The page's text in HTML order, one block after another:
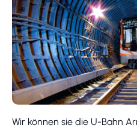
Wir können sie die U-Bahn